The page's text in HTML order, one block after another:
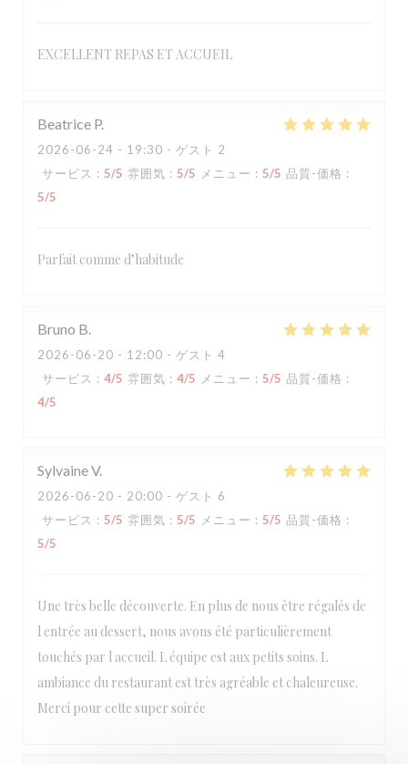
EXCELLENT REPAS ET ACCUEIL
Beatrice P
2026-06-24 - 19:30 - ゲスト 2
サービス : 5/5 雰囲気 : 5/5 メニュー : 5/5 品質-価格 :
5/5
Parfait comme d’habitude
Bruno B
2026-06-20 - 12:00 - ゲスト 4
サービス : 4/5 雰囲気 : 4/5 メニュー : 5/5 品質-価格 :
4/5
SylvaineV
2026-06-20 - 20:00 - ゲスト 6
サービス : 5/5 雰囲気 : 5/5 メニュー : 5/5 品質-価格 :
5/5
Une très belle découverte. En plus de nous être régalés de
l entrée au dessert, nous avons été particulièrement
touchés par l accueil. L équipe est aux petits soins. L
ambiance du restaurant est très agréable et chaleureuse.
Merci pour cette super soirée